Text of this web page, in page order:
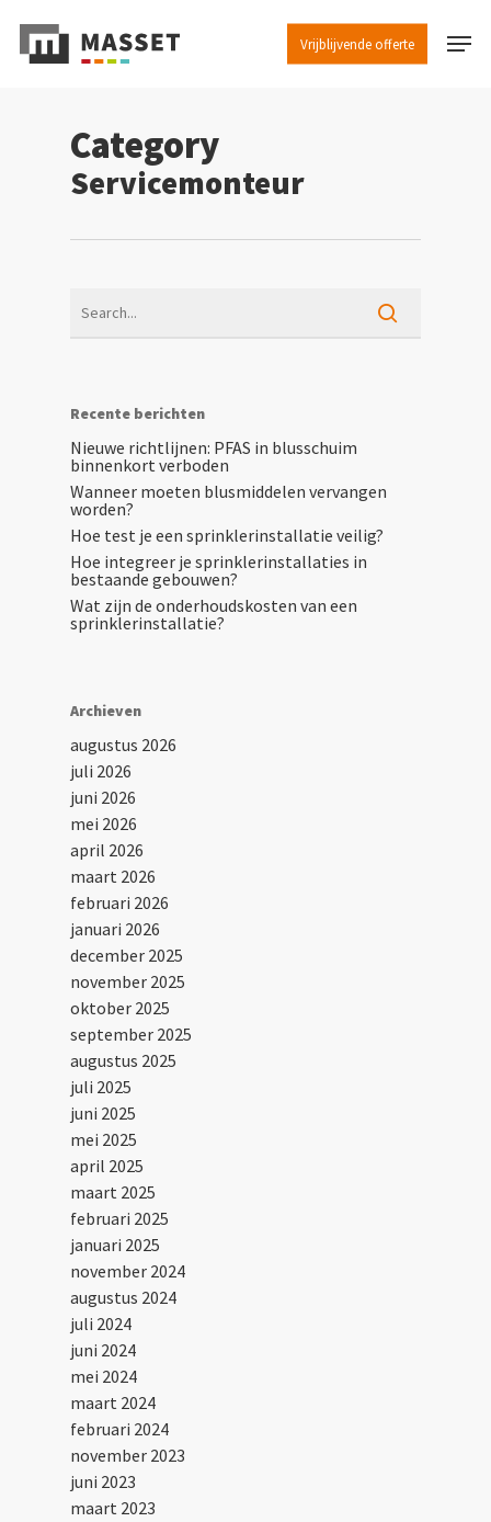
Vrijblijvende offerte Menu
Category
Servicemonteur
Recente berichten
Nieuwe richtlijnen: PFAS in blusschuim
binnenkort verboden
Wanneer moeten blusmiddelen vervangen
worden?
Hoe test je een sprinklerinstallatie veilig?
Hoe integreer je sprinklerinstallaties in
bestaande gebouwen?
Wat zijn de onderhoudskosten van een
sprinklerinstallatie?
Archieven
augustus 2026
juli 2026
juni 2026
mei 2026
april 2026
maart 2026
februari 2026
januari 2026
december 2025
november 2025
oktober 2025
september 2025
augustus 2025
juli 2025
juni 2025
mei 2025
april 2025
maart 2025
februari 2025
januari 2025
november 2024
augustus 2024
juli 2024
juni 2024
mei 2024
maart 2024
februari 2024
november 2023
juni 2023
maart 2023